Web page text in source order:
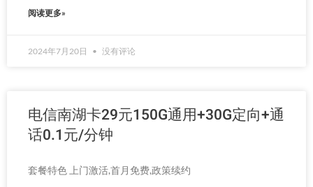
阅读更多»
2024年7月20日 没有评论
电信南湖卡29元150G通用+30G定向+通
话0.1元/分钟
套餐特色 上门激活,首月免费,政策续约